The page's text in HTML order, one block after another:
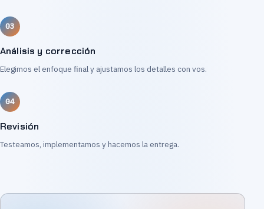
Análisis y corrección
Elegimos el enfoque final y ajustamos los detalles con vos.
Revisión
Testeamos, implementamos y hacemos la entrega.